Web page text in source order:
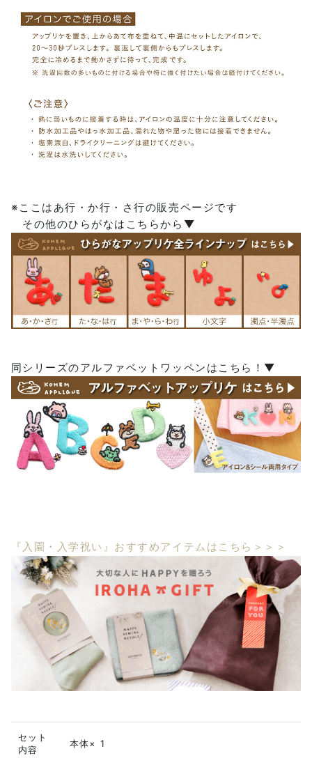
※ここはあ行・か行・さ行の販売ページです
その他のひらがなはこちらから▼
同シリーズのアルファベットワッペンはこちら！▼
『入園・入学祝い』おすすめアイテムはこちら＞＞＞
セット
内容
本体× 1